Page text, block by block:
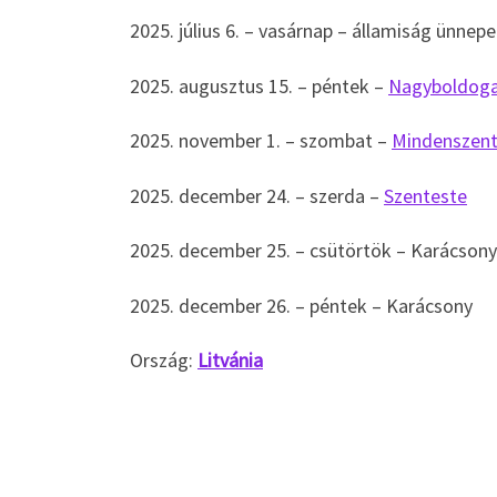
2025. július 6. – vasárnap – államiság ünnepe
2025. augusztus 15. – péntek –
2025. november 1. – szombat –
2025. december 24. – szerda – Szenteste
2025. december 25. – csütörtök – Karácsony
2025. december 26. – péntek – Karácsony
Ország: Litvánia